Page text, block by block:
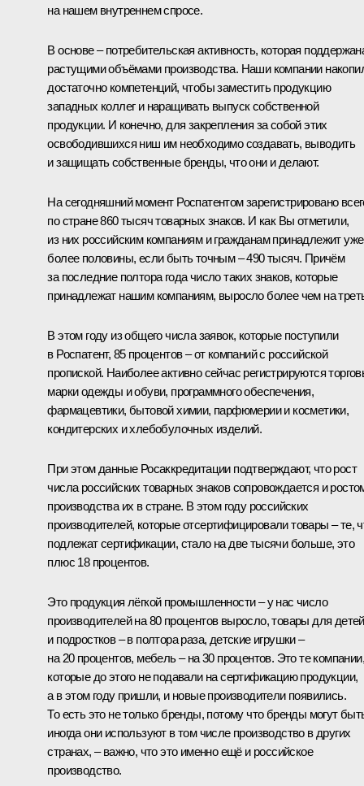
на нашем внутреннем спросе.
В основе – потребительская активность, которая
растущими объёмами производства. Наши компании
достаточно компетенций, чтобы заместить продукцию
западных коллег и наращивать выпуск собственной
продукции. И конечно, для закрепления за собой этих
освободившихся ниш им необходимо создавать, выводить
и защищать собственные бренды, что они и делают.
На сегодняшний момент Роспатентом зарегистрировано
по стране 860 тысяч товарных знаков. И как Вы отметили,
из них российским компаниям и гражданам принадлежит уже
более половины, если быть точным – 490 тысяч. Причём
за последние полтора года число таких знаков, которые
принадлежат нашим компаниям, выросло более чем на
В этом году из общего числа заявок, которые поступили
в Роспатент, 85 процентов – от компаний с российской
пропиской. Наиболее активно сейчас регистрируются
марки одежды и обуви, программного обеспечения,
фармацевтики, бытовой химии, парфюмерии и косметики,
кондитерских и хлебобулочных изделий.
При этом данные Росаккредитации подтверждают, что рост
числа российских товарных знаков сопровождается и
производства их в стране. В этом году российских
производителей, которые отсертифицировали товары – те,
подлежат сертификации, стало на две тысячи больше, это
плюс 18 процентов.
Это продукция лёгкой промышленности – у нас число
производителей на 80 процентов выросло, товары для детей
и подростков – в полтора раза, детские игрушки –
на 20 процентов, мебель – на 30 процентов. Это те компании,
которые до этого не подавали на сертификацию продукции,
а в этом году пришли, и новые производители появились.
То есть это не только бренды, потому что бренды могут
иногда они используют в том числе производство в других
странах, – важно, что это именно ещё и российское
производство.